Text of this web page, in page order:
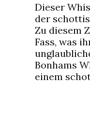
Dieser
der
Zu diesem
Fass, was
Bonhams
einem